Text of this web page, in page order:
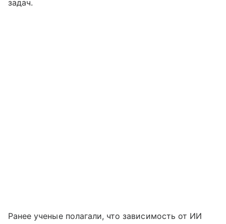
задач.
Ранее ученые полагали, что зависимость от ИИ